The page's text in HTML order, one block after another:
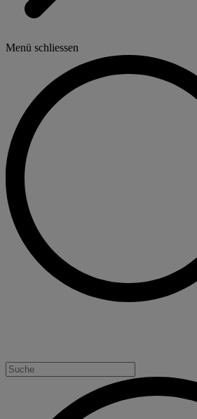
Menü schliessen